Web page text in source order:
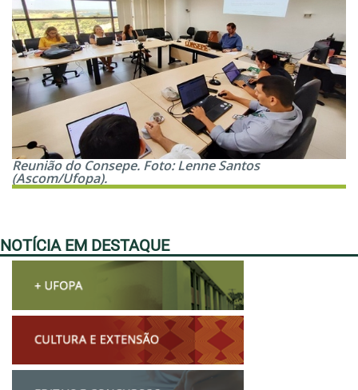
Reunião do Consepe. Foto: Lenne Santos
(Ascom/Ufopa).
NOTÍCIA EM DESTAQUE